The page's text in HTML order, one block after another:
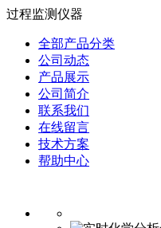
过程监测仪器
全部产品分类
公司动态
产品展示
公司简介
联系我们
在线留言
技术方案
帮助中心